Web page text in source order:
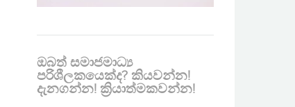
ඔබත් සමාජමාධ්‍ය
පරිශීලකයෙක්ද? කියවන්න!
දැනගන්න! ක්‍රියාත්මකවන්න!